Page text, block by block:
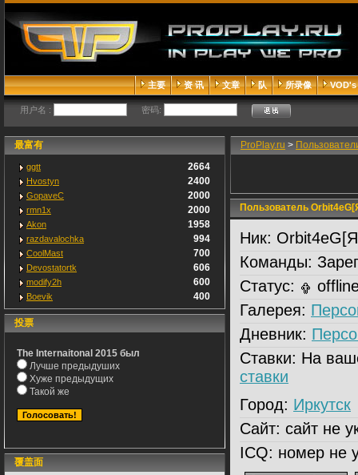
主要 资 讯 文章 队 所录像 VOD's
用户名 : 密码:
最富有
ggtt 2664
Hvostyn 2400
GopaveC 2000
rmn1x 2000
Akon 1958
razdavalochka 994
CoolMast 700
Devostatortk 606
modify2h 600
Boevik 400
投票
The Internaitonal 2015 был
Лучше предыдуших
Хуже предыдущих
Такой же
覆盖面
ProPlay.ru >
Пользователь
Ник:
Команды:
Статус:
Галерея:
Дневник:
Ставки: На
ставки
Город: Иркутск
Сайт: сайт не
ICQ: номер не